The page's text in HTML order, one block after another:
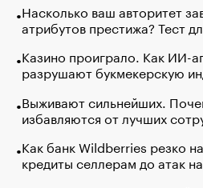
Насколько ваш авторитет
атрибутов престижа? Тест
Казино проиграло. Как ИИ-
разрушают букмекерскую
Выживают сильнейших.
избавляются от лучших
Как банк Wildberries резко
кредиты селлерам до атак